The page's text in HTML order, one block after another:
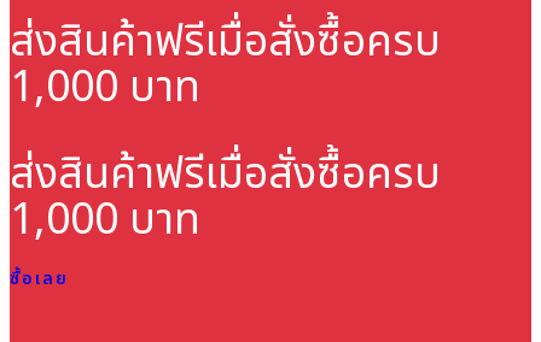
ส่งสินค้าฟรีเมื่อสั่งซื้อครบ
1,000 บาท
ส่งสินค้าฟรีเมื่อสั่งซื้อครบ
1,000 บาท
ซื้อเลย